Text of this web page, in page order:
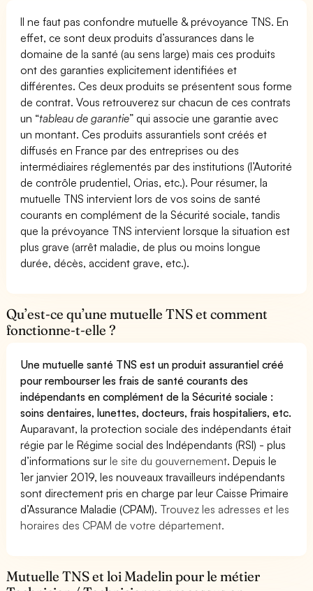
Il ne faut pas confondre mutuelle & prévoyance TNS. En
effet, ce sont deux produits d’assurances dans le
domaine de la santé (au sens large) mais ces produits
ont des garanties explicitement identifiées et
différentes. Ces deux produits se présentent sous forme
de contrat. Vous retrouverez sur chacun de ces contrats
un “tableau de garantie” qui associe une garantie avec
un montant. Ces produits assurantiels sont créés et
diffusés en France par des entreprises ou des
intermédiaires réglementés par des institutions (l’Autorité
de contrôle prudentiel, Orias, etc.). Pour résumer, la
mutuelle TNS intervient lors de vos soins de santé
courants en complément de la Sécurité sociale, tandis
que la prévoyance TNS intervient lorsque la situation est
plus grave (arrêt maladie, de plus ou moins longue
durée, décès, accident grave, etc.).
Qu’est-ce qu’une mutuelle TNS et comment
fonctionne-t-elle ?
Une mutuelle santé TNS est un produit assurantiel créé
pour rembourser les frais de santé courants des
indépendants en complément de la Sécurité sociale :
soins dentaires, lunettes, docteurs, frais hospitaliers, etc.
Auparavant, la protection sociale des indépendants était
régie par le Régime social des Indépendants (RSI) - plus
d’informations surle site du gouvernement. Depuis le
1er janvier 2019, les nouveaux travailleurs indépendants
sont directement pris en charge par leur Caisse Primaire
d’Assurance Maladie (CPAM). Trouvez les adresses et les
horaires des CPAM de votre département.
Mutuelle TNS et loi Madelin pour le métier